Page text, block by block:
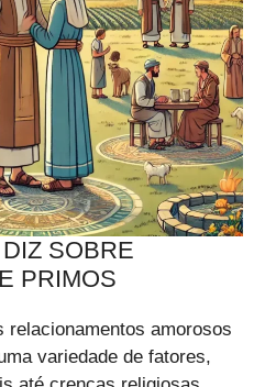
SOBRE
PRIMOS
relacionamentos amorosos
variedade de fatores,